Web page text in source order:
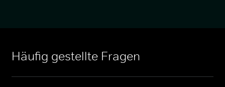
Häufig gestellte Fragen